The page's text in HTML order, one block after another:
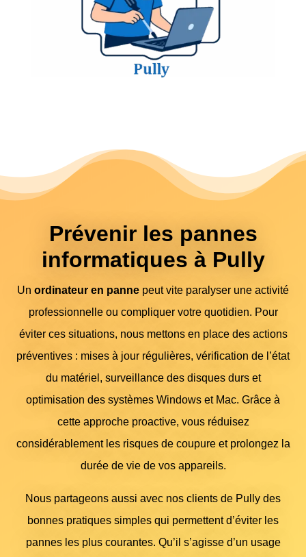
Prévenir les pannes
informatiques à Pully
Un ordinateur en panne peut vite paralyser une activité
professionnelle ou compliquer votre quotidien. Pour
éviter ces situations, nous mettons en place des actions
préventives : mises à jour régulières, vérification de l’état
du matériel, surveillance des disques durs et
optimisation des systèmes Windows et Mac. Grâce à
cette approche proactive, vous réduisez
considérablement les risques de coupure et prolongez la
durée de vie de vos appareils.
Nous partageons aussi avec nos clients de Pully des
bonnes pratiques simples qui permettent d’éviter les
pannes les plus courantes. Qu’il s’agisse d’un usage